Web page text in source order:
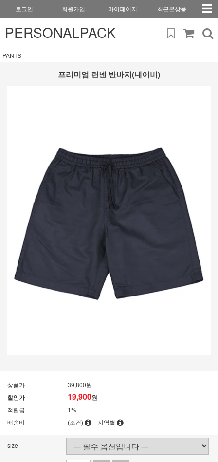
로그인 회원가입 마이페이지 최근본상품
PERSONALPACK
PANTS
프리미엄 린넨 반바지(네이비)
상품가 39,800원
할인가 19,900원
적립금
1%
배송비
(조건) 지역별
size